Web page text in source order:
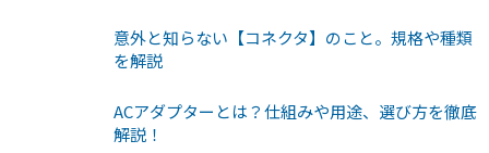
意外と知らない【コネクタ】のこと。規格や種類
を解説
ACアダプターとは？仕組みや用途、選び方を徹底
解説！